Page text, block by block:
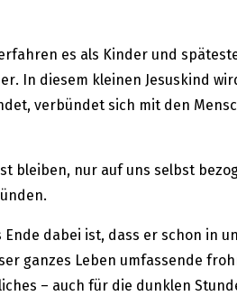
es als Kinder und
In diesem kleinen Jesuskind
verbündet sich mit den
bleiben, nur auf uns selbst
dabei ist, dass er schon in
ganzes Leben umfassende
– auch für die dunklen